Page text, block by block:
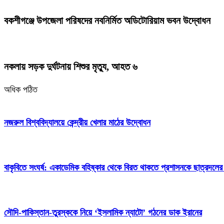
বকশীগঞ্জে উপজেলা পরিষদের নবনির্মিত অডিটোরিয়াম ভবন উদ্বোধন
নকলায় সড়ক দুর্ঘটনায় শিশুর মৃত্যু, আহত ৬
অধিক পঠিত
নজরুল বিশ্ববিদ্যালয়ে কেন্দ্রীয় খেলার মাঠের উদ্বোধন
বাকৃবিতে সংঘর্ষ: একাডেমিক বহিষ্কার থেকে বিরত থাকতে প্রশাসনকে
সৌদি-পাকিস্তান-তুরস্ককে নিয়ে ‘ইসলামিক ন্যাটো’ গঠনের ডাক ইরানের